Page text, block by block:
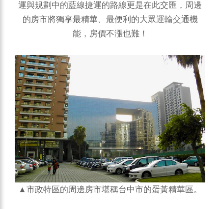
運與規劃中的藍線捷運的路線更是在此交匯，周邊
的房市將獨享最精華、最便利的大眾運輸交通機
能，房價不漲也難！
▲市政特區的周邊房市堪稱台中市的蛋黃精華區。